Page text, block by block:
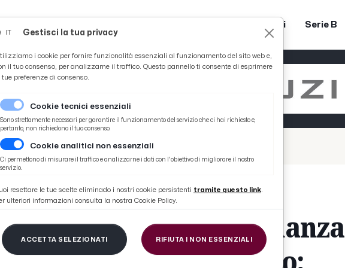
Coppa Teodori Serie B
della clinica San Marco: “Garantire un livello alto di qualità”
potenziata la risonanza
clinica San Marco:
Gestisci la tua privacy
i cookie per fornire funzionalità essenziali al funzionamento del sito web e,
il tuo consenso, per analizzarne il traffico. Questo pannello ti consente di esprimere
tue preferenze di consenso.
Cookie tecnici essenziali
Sono strettamente necessari per garantire il funzionamento del servizio che ci hai richiesto e,
pertanto, non richiedono il tuo consenso.
Cookie analitici non essenziali
Ci permettono di misurare il traffico e analizzarne i dati con l'obiettivo di migliorare il nostro
servizio.
resettare le tue scelte eliminado i nostri cookie persistenti tramite questo link.
ulteriori informazioni consulta la nostra Cookie Policy.
ACCETTA SELEZIONATI RIFIUTA I NON ESSENZIALI